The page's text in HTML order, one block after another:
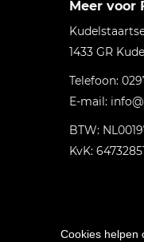
Meer voor
1433 GR
Telefoon:
E-mail:
BTW:
KvK:
Cookies helpen